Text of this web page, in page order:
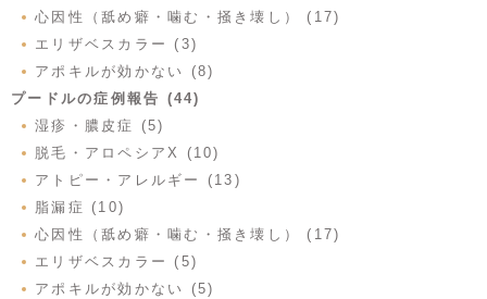
心因性（舐め癖・噛む・掻き壊し） (17)
エリザベスカラー (3)
アポキルが効かない (8)
プードルの症例報告 (44)
湿疹・膿皮症 (5)
脱毛・アロペシアX (10)
アトピー・アレルギー (13)
脂漏症 (10)
心因性（舐め癖・噛む・掻き壊し） (17)
エリザベスカラー (5)
アポキルが効かない (5)